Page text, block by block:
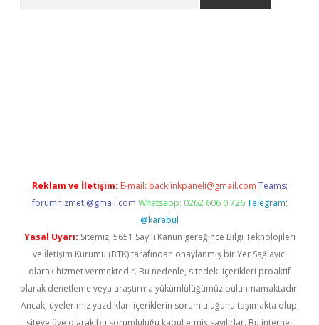
Reklam ve İletişim: E-mail: backlinkpaneli@gmail.com Teams:
forumhizmeti@gmail.com Whatsapp: 0262 606 0 726 Telegram:
@karabul
Yasal Uyarı: Sitemiz, 5651 Sayılı Kanun gereğince Bilgi Teknolojileri
ve İletişim Kurumu (BTK) tarafından onaylanmış bir Yer Sağlayıcı
olarak hizmet vermektedir. Bu nedenle, sitedeki içerikleri proaktif
olarak denetleme veya araştırma yükümlülüğümüz bulunmamaktadır.
Ancak, üyelerimiz yazdıkları içeriklerin sorumluluğunu taşımakta olup,
siteye üye olarak bu sorumluluğu kabul etmiş sayılırlar. Bu internet